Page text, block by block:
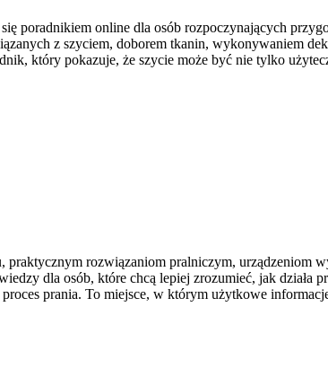
poradnikiem online dla osób rozpoczynających
z szyciem, doborem tkanin, wykonywaniem
który pokazuje, że szycie może być nie tylko
rozwiązaniom pralniczym, urządzeniom
dla osób, które chcą lepiej zrozumieć, jak
prania. To miejsce, w którym użytkowe